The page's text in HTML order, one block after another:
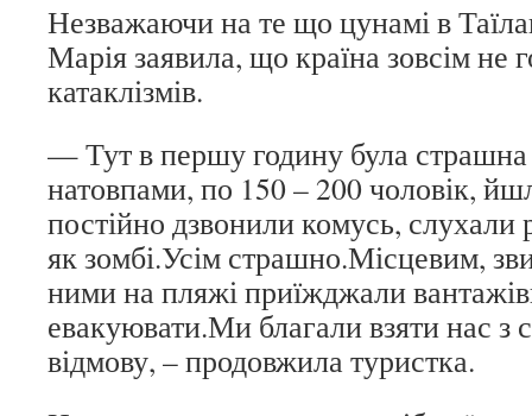
Незважаючи на те що цунамі в
Марія заявила, що країна зовсім не
катаклізмів.
— Тут в першу годину була
натовпами, по 150 – 200 чоловік,
постійно дзвонили комусь, слухали
як зомбі.Усім страшно.Місцевим,
ними на пляжі приїжджали
евакуювати.Ми благали взяти нас з
відмову, – продовжила туристка.